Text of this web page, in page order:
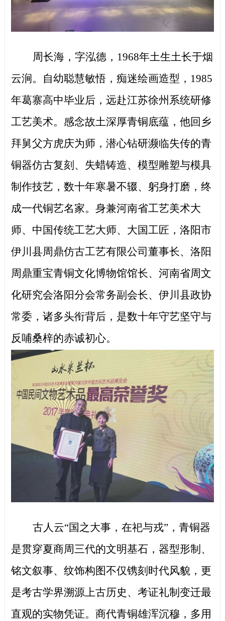
周长海，字泓德， 1968年土生土长于烟
云涧。自幼聪慧敏悟，痴迷绘画造型，1985
年葛寨高中毕业后，远赴江苏徐州系统研修
工艺美术。感念故土深厚青铜底蕴，他回乡
拜舅父方虎庆为师，潜心钻研濒临失传的青
铜器仿古复刻、失蜡铸造、模型雕塑与模具
制作技艺，数十年寒暑不辍、躬身打磨，终
成一代铜艺名家。身兼河南省工艺美术大
师、中国传统工艺大师、大国工匠，洛阳市
伊川县周鼎仿古工艺有限公司董事长、洛阳
周鼎重宝青铜文化博物馆馆长、河南省周文
化研究会洛阳分会常务副会长、伊川县政协
常委，诸多头衔背后，是数十年守艺坚守与
反哺桑梓的赤诚初心。
古人云“国之大事，在祀与戎”，青铜器
是贯穿夏商周三代的文明基石，器型形制、
铭文叙事、纹饰构图不仅镌刻时代风貌，更
是考古学界溯源上古历史、考证礼制变迁最
直观的实物凭证。商代青铜雄浑沉穆，多用